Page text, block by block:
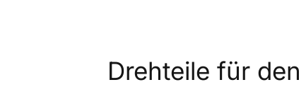
Drehteile für